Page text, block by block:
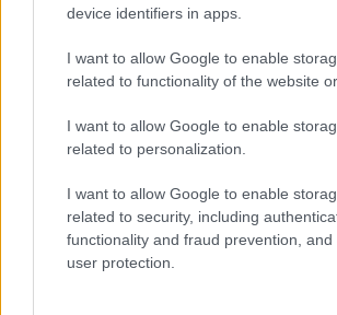
device identifiers in apps.
I want to allow Google to enable
related to functionality of the website
I want to allow Google to enable
related to personalization.
I want to allow Google to enable
related to security, including
functionality and fraud prevention, and
user protection.
7) Melyik példa az antiszemita
b) Az izraeli kormány
c) A holokauszt
d) Zsidók elleni